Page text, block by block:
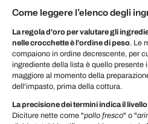
Come leggere l’elenco degli
La regola d'oro per valutare gli
nelle crocchette è l'ordine di peso. Le
compaiono in ordine decrescente, per
ingrediente della lista è quello presente
maggiore al momento della
dell'impasto, prima della cottura.
La precisione dei termini indica il
Diciture nette come "pollo fresco" o "